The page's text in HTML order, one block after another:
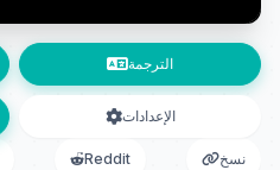
الترجمة
الإعدادات
Reddit نسخ